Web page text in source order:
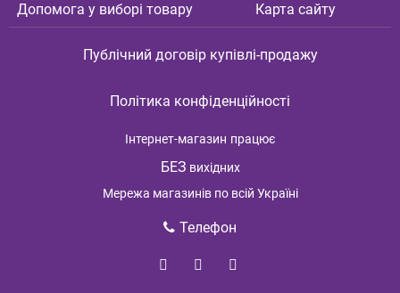
Допомога у виборі товару
Карта сайту
Публічний договір купівлі-продажу
Політика конфіденційності
Інтернет-магазин працює
БЕЗ вихідних
Мережа магазинів по всій Україні
Телефон